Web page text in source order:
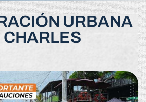
URBANA
CHARLES